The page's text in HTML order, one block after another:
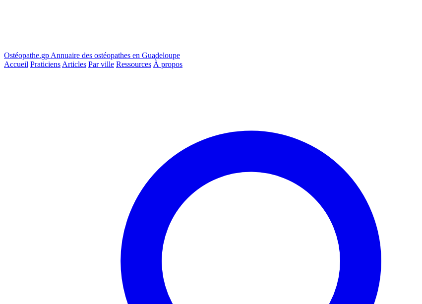
Ostéopathe.gp Annuaire des ostéopathes en Guadeloupe
Accueil Praticiens Articles Par ville Ressources À propos